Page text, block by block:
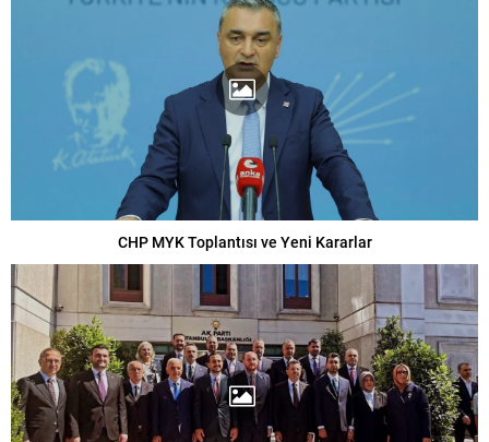
CHP MYK Toplantısı ve Yeni Kararlar